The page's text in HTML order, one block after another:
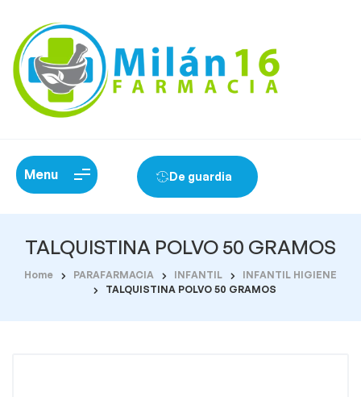
Menu De guardia
TALQUISTINA POLVO 50 GRAMOS
Home PARAFARMACIA INFANTIL
INFANTIL HIGIENE
TALQUISTINA POLVO 50 GRAMOS